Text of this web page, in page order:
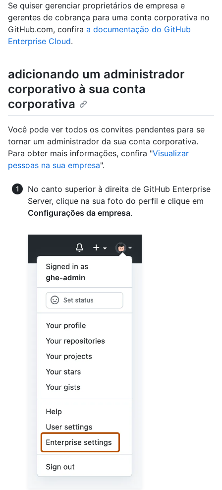
Se quiser gerenciar proprietários de empresa e
gerentes de cobrança para uma conta corporativa no
GitHub.com, confira a documentação do GitHub
Enterprise Cloud.
adicionando um administrador
corporativo à sua conta
corporativa
Você pode ver todos os convites pendentes para se
tornar um administrador da sua conta corporativa.
Para obter mais informações, confira "Visualizar
pessoas na sua empresa".
No canto superior à direita de GitHub Enterprise
Server, clique na sua foto do perfil e clique em
Configurações da empresa.